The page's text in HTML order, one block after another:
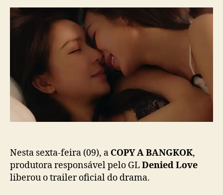
r
d
d
e
p
ã
o
f
a
o
r
a
r
d
Nesta sexta-feira (09), a COPY A BANGKOK,
produtora responsável pelo GLDenied Love
liberou o trailer oficial do drama.